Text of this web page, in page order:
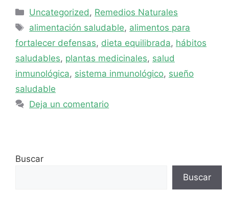
Categorías
Uncategorized , Remedios Naturales
Etiquetas
alimentación saludable, alimentos para
fortalecer defensas, dieta equilibrada, hábitos
saludables, plantas medicinales, salud
inmunológica, sistema inmunológico, sueño
saludable
Deja un comentario
Buscar
Buscar